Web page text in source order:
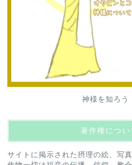
神様を知ろう
著作権につい
サイトに掲示された摂理の絵、写